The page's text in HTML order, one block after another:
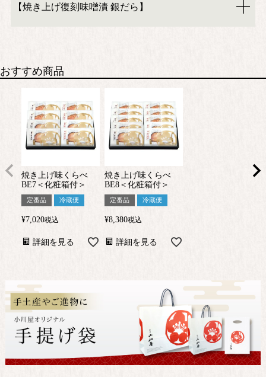
【焼き上げ復刻味噌漬 銀だら】
おすすめ商品
焼き上げ味くらべ
BE7＜化粧箱付＞
定番品 冷蔵便
¥7,020税込
詳細を見る
焼き上げ味くらべ
BE8＜化粧箱付＞
定番品 冷蔵便
¥8,380税込
詳細を見る